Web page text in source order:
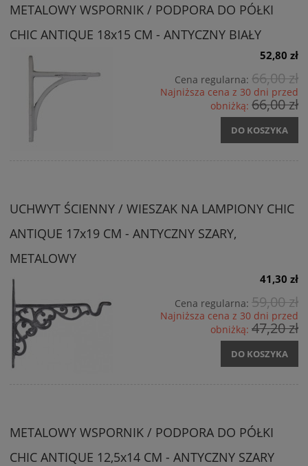
METALOWY WSPORNIK / PODPORA DO PÓŁKI
CHIC ANTIQUE 18x15 CM - ANTYCZNY BIAŁY
52,80 zł
Cena regularna: 66,00 zł
Najniższa cena z 30 dni przed
obniżką: 66,00 zł
DO KOSZYKA
UCHWYT ŚCIENNY / WIESZAK NA LAMPIONY CHIC
ANTIQUE 17x19 CM - ANTYCZNY SZARY,
METALOWY
41,30 zł
Cena regularna: 59,00 zł
Najniższa cena z 30 dni przed
obniżką: 47,20 zł
DO KOSZYKA
METALOWY WSPORNIK / PODPORA DO PÓŁKI
CHIC ANTIQUE 12,5x14 CM - ANTYCZNY SZARY